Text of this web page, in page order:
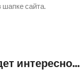
сайта.
интересно…